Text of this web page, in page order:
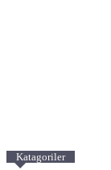
Katagoriler